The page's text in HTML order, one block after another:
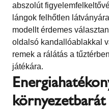
abszolút
lángok felhőtlen
modellt érdemes
oldalsó kandallóablakkal
remek a rálátás a
játékára.